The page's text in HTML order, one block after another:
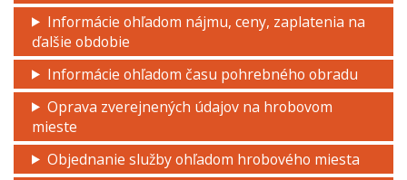
Informácie ohľadom nájmu, ceny, zaplatenia na
ďalšie obdobie
Informácie ohľadom času pohrebného obradu
Oprava zverejnených údajov na hrobovom
mieste
Objednanie služby ohľadom hrobového miesta